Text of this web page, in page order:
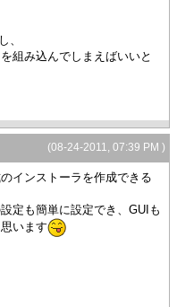
、
組み込んでしまえばいいと
(08-24-2011, 07:39 PM )
インストーラを作成できる
定も簡単に設定でき、GUIも
います